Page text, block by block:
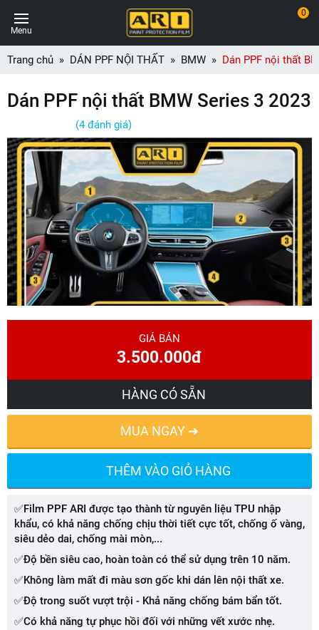
Menu
0
Trang chủ DÁN PPF NỘI THẤT BMW Dán PPF nội thất
Dán PPF nội thất BMW Series 3 2023
(4 đánh giá)
GIÁ BÁN
3.500.000đ
HÀNG CÓ SẴN
MUA NGAY ➜
THÊM VÀO GIỎ HÀNG
✅Film PPF ARI được tạo thành từ nguyên liệu TPU nhập
khẩu, có khả năng chống chịu thời tiết cực tốt, chống ố vàng,
siêu dẻo dai, chống mài mòn,...
✅Độ bền siêu cao, hoàn toàn có thể sử dụng trên 10 năm.
✅Không làm mất đi màu sơn gốc khi dán lên nội thất xe.
✅Độ trong suốt vượt trội - Khả năng chống bám bẩn tốt.
✅Có khả năng tự phục hồi đối với những vết xước nhẹ.